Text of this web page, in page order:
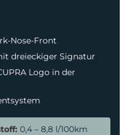
Nose-Front
dreieckiger Signatur
Logo in der
0,4 – 8,8 l/100km